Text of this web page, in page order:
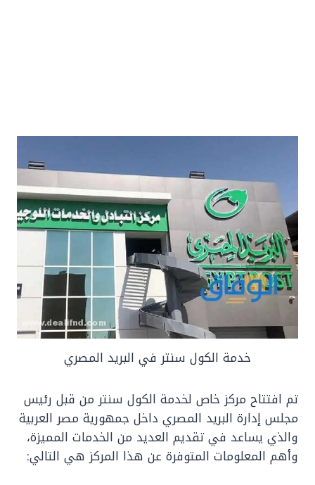
خدمة الكول سنتر في البريد المصري
تم افتتاح مركز خاص لخدمة الكول سنتر من قبل رئيس
مجلس إدارة البريد المصري داخل جمهورية مصر العربية
والذي يساعد في تقديم العديد من الخدمات المميزة،
وأهم المعلومات المتوفرة عن هذا المركز هي التالي: